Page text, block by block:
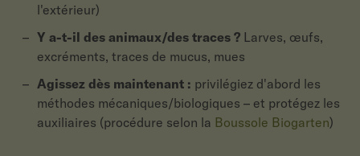
l'extérieur)
Y a-t-il des animaux/des traces ? Larves, œufs,
excréments, traces de mucus, mues
Agissez dès maintenant : privilégiez d'abord les
méthodes mécaniques/biologiques – et protégez les
auxiliaires (procédure selon la Boussole Biogarten)